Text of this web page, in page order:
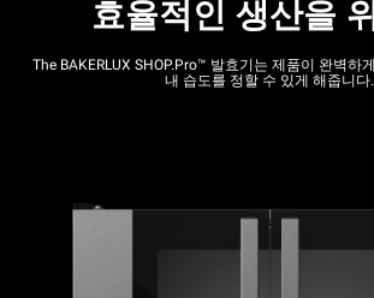
효율적인 생산을
The BAKERLUX SHOP.Pro™ 발효기는 제품이 완벽하
내 습도를 정할 수 있게 해줍니다.